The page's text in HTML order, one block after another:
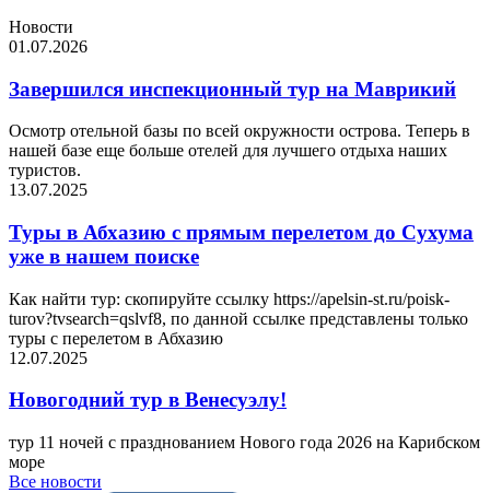
Новости
01.07.2026
Завершился инспекционный тур на Маврикий
Осмотр отельной базы по всей окружности острова. Теперь в
нашей базе еще больше отелей для лучшего отдыха наших
туристов.
13.07.2025
Туры в Абхазию с прямым перелетом до Сухума
уже в нашем поиске
Как найти тур: скопируйте ссылку https://apelsin-st.ru/poisk-
turov?tvsearch=qslvf8, по данной ссылке представлены только
туры с перелетом в Абхазию
12.07.2025
Новогодний тур в Венесуэлу!
тур 11 ночей с празднованием Нового года 2026 на Карибском
море
Все новости